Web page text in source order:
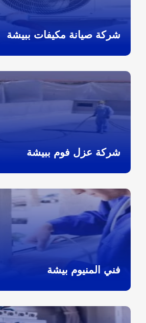
شركة صيانة مكيفات ببيشة
شركة عزل فوم ببيشة
فني المنيوم بيشة